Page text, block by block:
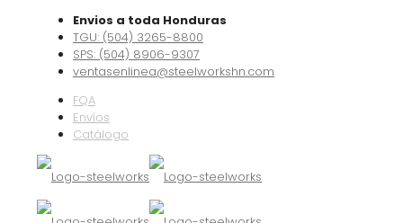
Envios a toda Honduras
TGU: (504) 3265-8800
SPS: (504) 8906-9307
ventasenlinea@steelworkshn.com
FQA
Envíos
Catálogo